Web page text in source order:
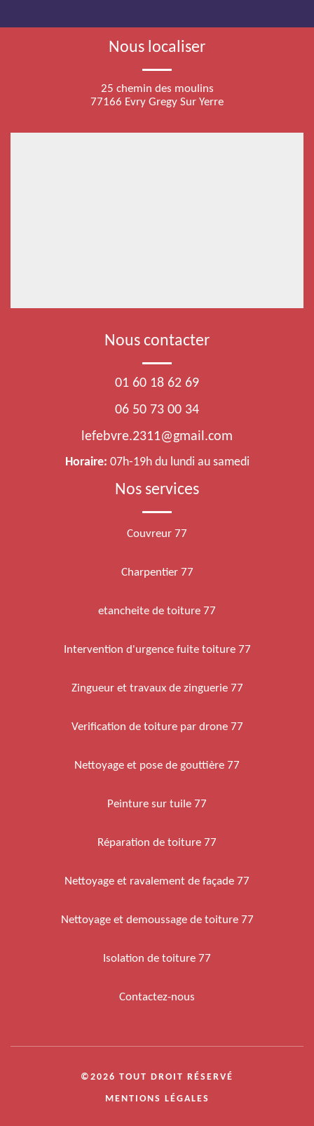
Nous localiser
25 chemin des moulins
77166 Evry Gregy Sur Yerre
Nous contacter
01 60 18 62 69
06 50 73 00 34
lefebvre.2311@gmail.com
Horaire: 07h-19h du lundi au samedi
Nos services
Couvreur 77
Charpentier 77
etancheite de toiture 77
Intervention d'urgence fuite toiture 77
Zingueur et travaux de zinguerie 77
Verification de toiture par drone 77
Nettoyage et pose de gouttière 77
Peinture sur tuile 77
Réparation de toiture 77
Nettoyage et ravalement de façade 77
Nettoyage et demoussage de toiture 77
Isolation de toiture 77
Contactez-nous
©2026 TOUT DROIT RÉSERVÉ
MENTIONS LÉGALES